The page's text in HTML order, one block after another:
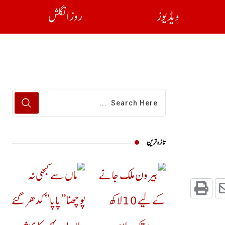
ویڈیوز روز انگلش
تازہ ترین